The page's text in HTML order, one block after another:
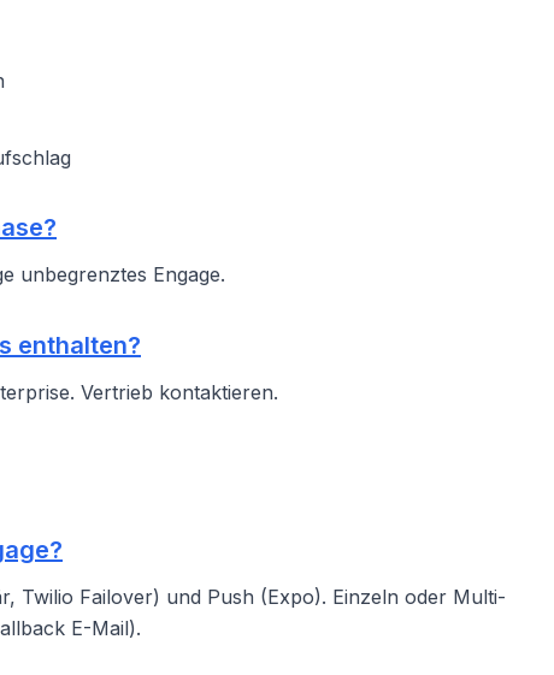
unbegrenztes Engage.
enthalten?
Vertrieb kontaktieren.
Twilio Failover) und Push (Expo). Einzeln oder Multi-
E-Mail).